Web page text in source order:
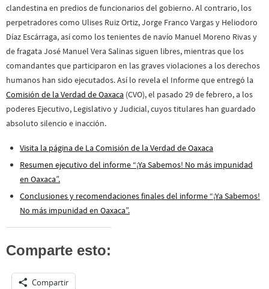
clandestina en predios de funcionarios del gobierno. Al contrario, los
perpetradores como Ulises Ruiz Ortiz, Jorge Franco Vargas y Heliodoro
Díaz Escárraga, así como los tenientes de navío Manuel Moreno Rivas y
de fragata José Manuel Vera Salinas siguen libres, mientras que los
comandantes que participaron en las graves violaciones a los derechos
humanos han sido ejecutados. Así lo revela el Informe que entregó la
Comisión de la Verdad de Oaxaca (CVO), el pasado 29 de febrero, a los
poderes Ejecutivo, Legislativo y Judicial, cuyos titulares han guardado
absoluto silencio e inacción.
Visita la página de La Comisión de la Verdad de Oaxaca
Resumen ejecutivo del informe “¡Ya Sabemos! No más impunidad
en Oaxaca”.
Conclusiones y recomendaciones finales del informe “¡Ya Sabemos!
No más impunidad en Oaxaca”.
Comparte esto:
Compartir